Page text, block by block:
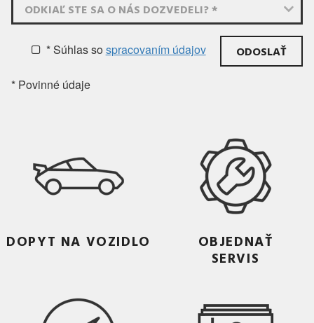
ODKIAĽ STE SA O NÁS DOZVEDELI? *
* Súhlasso spracovaním údajov
* Povinné údaje
DOPYT NA VOZIDLO
OBJEDNAŤ
SERVIS